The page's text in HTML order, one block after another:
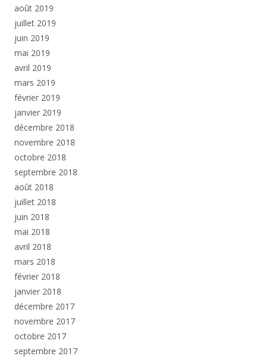
août 2019
juillet 2019
juin 2019
mai 2019
avril 2019
mars 2019
février 2019
janvier 2019
décembre 2018
novembre 2018
octobre 2018
septembre 2018
août 2018
juillet 2018
juin 2018
mai 2018
avril 2018
mars 2018
février 2018
janvier 2018
décembre 2017
novembre 2017
octobre 2017
septembre 2017